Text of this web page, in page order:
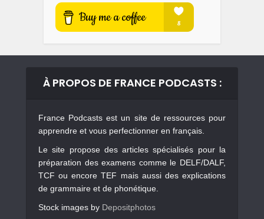
À PROPOS DE FRANCE PODCASTS :
France Podcasts est un site de ressources pour
apprendre et vous perfectionner en français.
Le site propose des articles spécialisés pour la
préparation des examens comme le DELF/DALF,
TCF ou encore TEF mais aussi des explications
de grammaire et de phonétique.
Stock images by Depositphotos